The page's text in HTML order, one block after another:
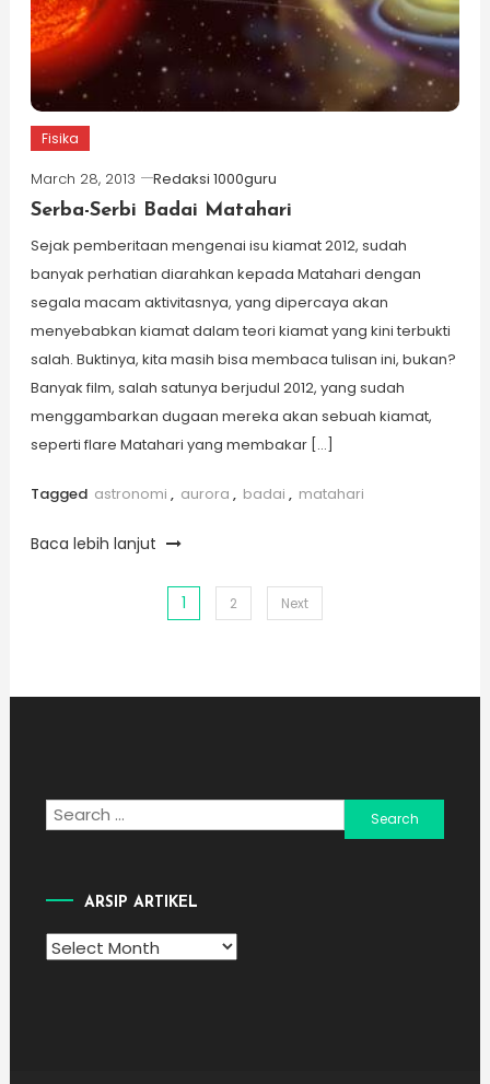
Fisika
March 28, 2013
Redaksi 1000guru
Serba-Serbi Badai Matahari
Sejak pemberitaan mengenai isu kiamat 2012, sudah
banyak perhatian diarahkan kepada Matahari dengan
segala macam aktivitasnya, yang dipercaya akan
menyebabkan kiamat dalam teori kiamat yang kini terbukti
salah. Buktinya, kita masih bisa membaca tulisan ini, bukan?
Banyak film, salah satunya berjudul 2012, yang sudah
menggambarkan dugaan mereka akan sebuah kiamat,
seperti flare Matahari yang membakar […]
Tagged astronomi , aurora , badai , matahari
Baca lebih lanjut
1 2 Next
Search
for:
ARSIP ARTIKEL
Arsip